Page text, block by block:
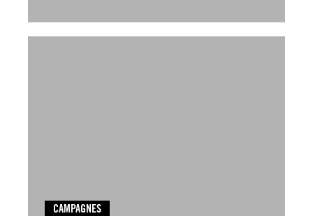
CAMPAGNES